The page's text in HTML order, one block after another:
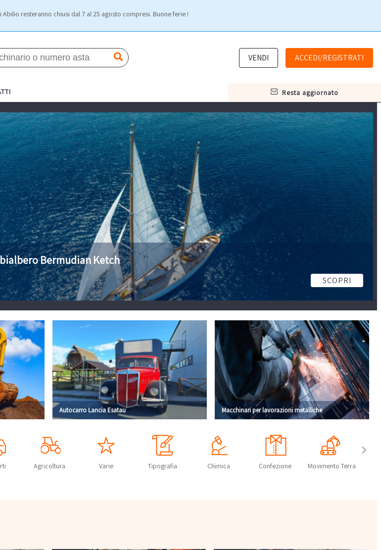
resteranno chiusi dal 7 al 25 agosto compresi. Buone ferie !
VENDI ACCEDI/REGISTRATI
resta aggiornato
Bermudian Ketch
SCOPRI
Autocarro Lancia Esatau Macchinari per lavorazioni metalliche
Agricoltura Varie Tipografia Chimica Confezione Movimento Terra